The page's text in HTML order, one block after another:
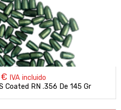
€ IVA incluido
Coated RN .356 De 145 Gr